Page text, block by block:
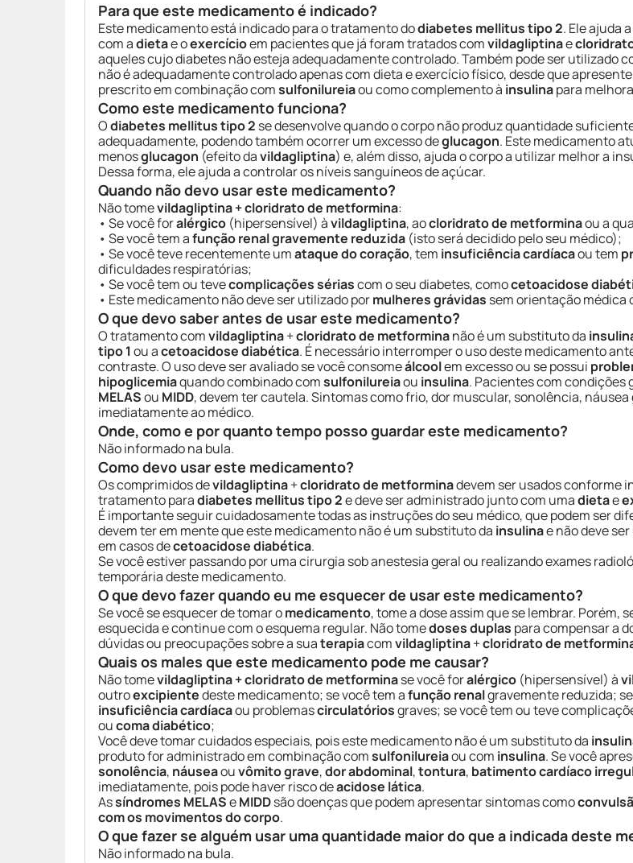
Para que este medicamento é indicado?
Este medicamento está indicado para o tratamento dodiabetes mellitus tipo 2. Ele ajuda a
com adietae oexercícioem pacientes que já foram tratados comvildagliptinae
aqueles cujo diabetes não esteja adequadamente controlado. Também pode ser utilizado
não é adequadamente controlado apenas com dieta e exercício físico, desde que
prescrito em combinação comsulfonilureiaou como complemento à insulinapara
Como este medicamento funciona?
Odiabetes mellitus tipo 2 se desenvolve quando o corpo não produz quantidade
adequadamente, podendo também ocorrer um excesso deglucagon. Este medicamento
menosglucagon (efeito davildagliptina) e, além disso, ajuda o corpo a utilizar melhor a
Dessa forma, ele ajuda a controlar os níveis sanguíneos de açúcar.
Quando não devo usar este medicamento?
Não tomevildagliptina + cloridrato de metformina:
• Se você foralérgico (hipersensível) àvildagliptina, aocloridrato de metforminaou a
• Se você tem afunção renal gravemente reduzida (isto será decidido pelo seu médico);
• Se você teve recentemente umataque do coração, tem insuficiência cardíacaou tem
dificuldades respiratórias;
• Se você tem ou tevecomplicações sériascom o seu diabetes, comocetoacidose
• Este medicamento não deve ser utilizado pormulheres grávidas sem orientação
O que devo saber antes de usar este medicamento?
O tratamento comvildagliptina+cloridrato de metforminanão é um substituto da
tipo 1 ou acetoacidose diabética. É necessário interromper o uso deste medicamento
contraste. O uso deve ser avaliado se você consomeálcoolem excesso ou se possui
hipoglicemiaquando combinado comsulfonilureiaou insulina. Pacientes com condições
MELASou MIDD, devem ter cautela. Sintomas como frio, dor muscular, sonolência,
imediatamente ao médico.
Onde, como e por quanto tempo posso guardar este medicamento?
Não informado na bula.
Como devo usar este medicamento?
Os comprimidos devildagliptina+cloridrato de metforminadevem ser usados conforme
tratamento paradiabetes mellitus tipo 2e deve ser administrado junto com umadietae
É importante seguir cuidadosamente todas as instruções do seu médico, que podem ser
devem ter em mente que este medicamento não é um substituto da insulinae não deve
em casos decetoacidose diabética.
Se você estiver passando por uma cirurgia sob anestesia geral ou realizando exames
temporária deste medicamento.
O que devo fazer quando eu me esquecer de usar este medicamento?
Se você se esquecer de tomar omedicamento, tome a dose assim que se lembrar. Porém,
esquecida e continue com o esquema regular. Não tomedoses duplas para compensar a
dúvidas ou preocupações sobre a suaterapiacomvildagliptina+cloridrato de
Quais os males que este medicamento pode me causar?
Não tomevildagliptina + cloridrato de metforminase você foralérgico (hipersensível) à
outroexcipientedeste medicamento; se você tem afunção renalgravemente reduzida;
insuficiência cardíacaou problemascirculatóriosgraves; se você tem ou teve
oucoma diabético;
Você deve tomar cuidados especiais, pois este medicamento não é um substituto da
produto for administrado em combinação comsulfonilureiaou com insulina. Se você
sonolência, náuseaouvômito grave,dor abdominal,tontura, batimento cardíaco
imediatamente, pois pode haver risco deacidose lática.
Assíndromes MELASeMIDDsão doenças que podem apresentar sintomas como
com os movimentos do corpo.
O que fazer se alguém usar uma quantidade maior do que a indicada deste
Não informado na bula.